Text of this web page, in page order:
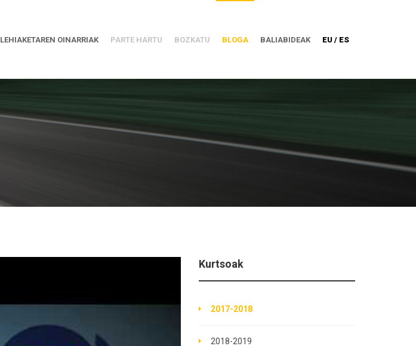
LEHIAKETAREN OINARRIAK PARTE HARTU BOZKATU BLOGA BALIABIDEAK EU / ES
Kurtsoak
2017-2018
2018-2019